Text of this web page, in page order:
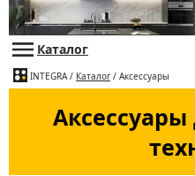
Каталог
INTEGRA / Каталог / Аксессуары